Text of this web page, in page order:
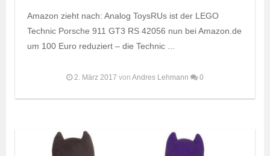
Amazon zieht nach: Analog ToysRUs ist der LEGO
Technic Porsche 911 GT3 RS 42056 nun bei Amazon.de
um 100 Euro reduziert – die Technic ...
2. März 2017 von Andres Lehmann 0